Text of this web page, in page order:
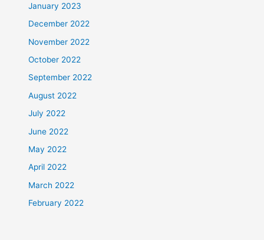
January 2023
December 2022
November 2022
October 2022
September 2022
August 2022
July 2022
June 2022
May 2022
April 2022
March 2022
February 2022